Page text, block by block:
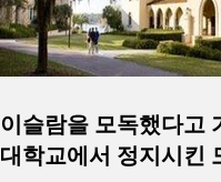
이슬람을 모독했다고
대학교에서 정지시킨